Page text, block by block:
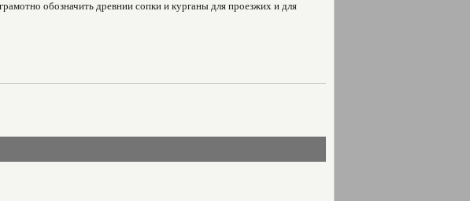
обозначить древнии сопки и курганы для проезжих и для